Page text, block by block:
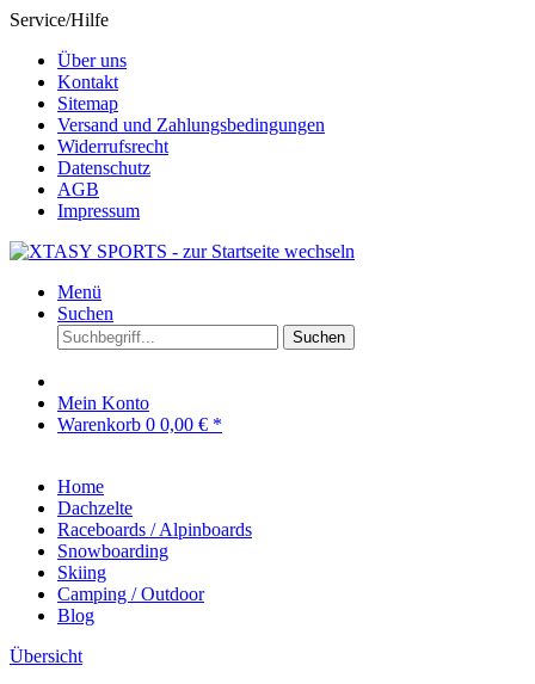
Service/Hilfe
Über uns
Kontakt
Sitemap
Versand und Zahlungsbedingungen
Widerrufsrecht
Datenschutz
AGB
Impressum
Menü
Suchen
Suchen
Mein Konto
Warenkorb 0 0,00 € *
Home
Dachzelte
Raceboards / Alpinboards
Snowboarding
Skiing
Camping / Outdoor
Blog
Übersicht